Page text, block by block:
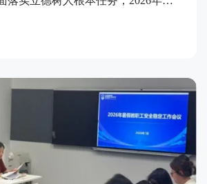
顿学院”）在知信楼A26召开全体
工参加。